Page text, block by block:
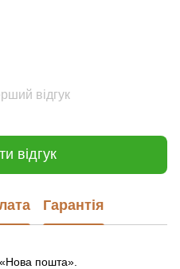
відгук
відгук
Гарантія
пошта».